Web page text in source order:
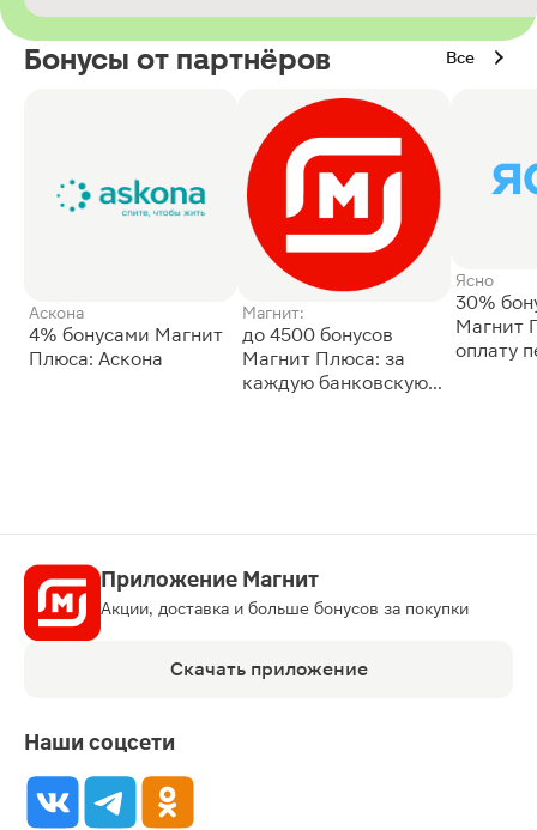
Бонусы от партнёров Все
Аскона
4% бонусами Магнит
Плюса: Аскона
Магнит:
до 4500 бонусов
Магнит Плюса: за
каждую банковскую
Ясно
30%
Магнит
оплату
Приложение Магнит
Акции, доставка и больше бонусов за покупки
Скачать приложение
Наши соцсети